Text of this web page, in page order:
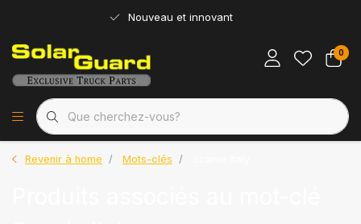
Nouveau et innovant
0
Revenir à home Mots-clés